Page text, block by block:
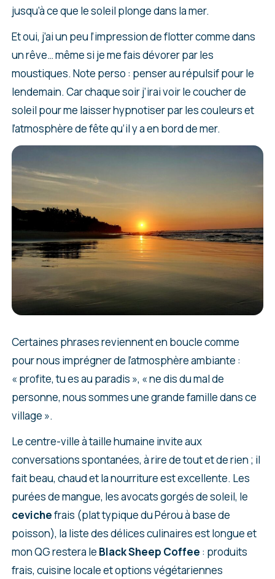
jusqu’à ce que le soleil plonge dans la mer.
Et oui, j’ai un peu l’impression de flotter comme dans
un rêve… même si je me fais dévorer par les
moustiques. Note perso : penser au répulsif pour le
lendemain. Car chaque soir j’irai voir le coucher de
soleil pour me laisser hypnotiser par les couleurs et
l’atmosphère de fête qu’il y a en bord de mer.
Certaines phrases reviennent en boucle comme
pour nous imprégner de l’atmosphère ambiante :
« profite, tu es au paradis », « ne dis du mal de
personne, nous sommes une grande famille dans ce
village ».
Le centre-ville à taille humaine invite aux
conversations spontanées, à rire de tout et de rien ; il
fait beau, chaud et la nourriture est excellente. Les
purées de mangue, les avocats gorgés de soleil, le
cevichefrais (plat typique du Pérou à base de
poisson), la liste des délices culinaires est longue et
mon QG restera le BlackSheep Coffee : produits
frais, cuisine locale et options végétariennes